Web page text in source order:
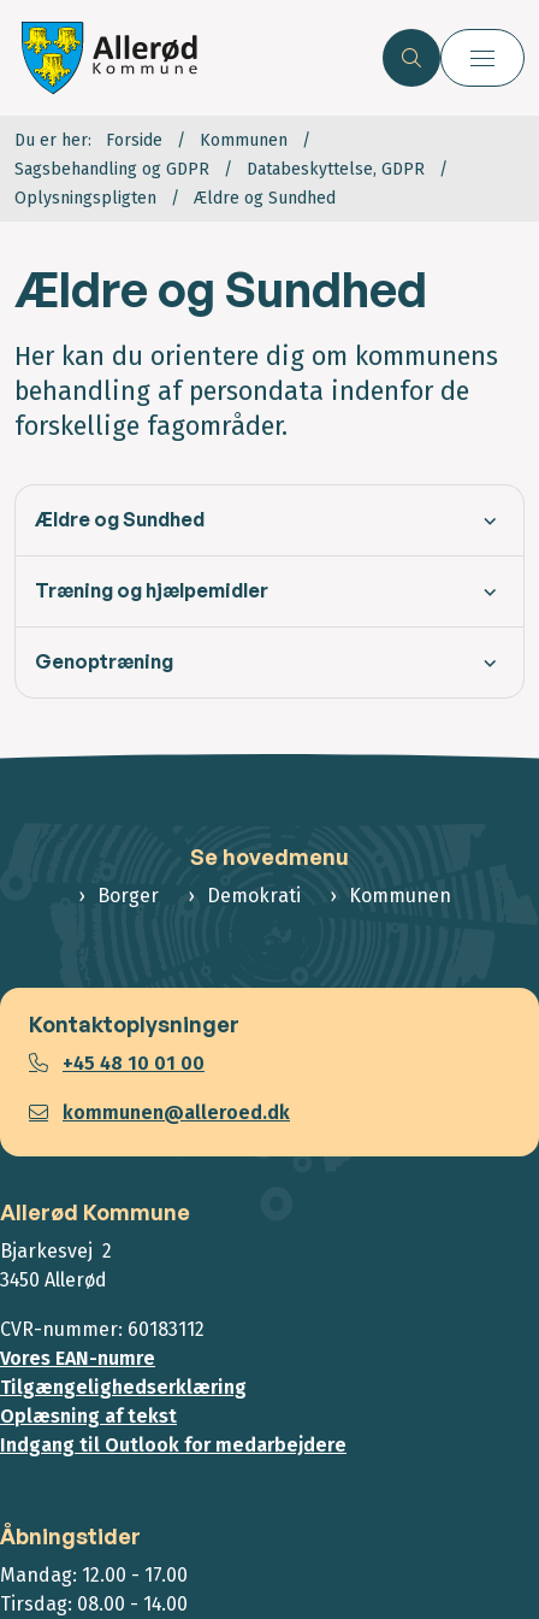
Du er her: Forside
Kommunen
Sagsbehandling og GDPR
Databeskyttelse, GDPR
Oplysningspligten
Ældre og Sundhed
Ældre og Sundhed
Her kan du orientere dig om kommunens
behandling af persondata indenfor de
forskellige fagområder.
Ældre og Sundhed
Træning og hjælpemidler
Genoptræning
Se hovedmenu
Borger Demokrati Kommunen
Kontaktoplysninger
+45 48 10 01 00
kommunen@alleroed.dk
Allerød Kommune
Bjarkesvej 2
3450 Allerød
CVR-nummer: 60183112
Vores EAN-numre
Tilgængelighedserklæring
Oplæsning af tekst
Indgang til Outlook for medarbejdere
Åbningstider
Mandag: 12.00 - 17.00
Tirsdag: 08.00 - 14.00